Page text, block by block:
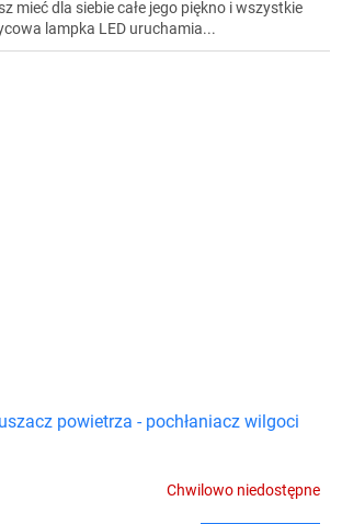
mieć dla siebie całe jego piękno i wszystkie
lampka LED uruchamia...
powietrza - pochłaniacz wilgoci
Chwilowo niedostępne